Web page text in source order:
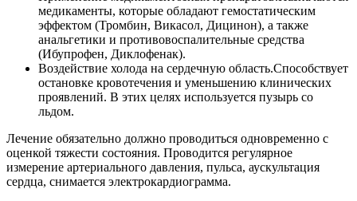
медикаменты, которые обладают гемостатическим
эффектом (Тромбин, Викасол, Дицинон), а также
анальгетики и противовоспалительные средства
(Ибупрофен, Диклофенак).
Воздействие холода на сердечную область.Способствует
остановке кровотечения и уменьшению клинических
проявлений. В этих целях используется пузырь со
льдом.
Лечение обязательно должно проводиться одновременно с
оценкой тяжести состояния. Проводится регулярное
измерение артериального давления, пульса, аускультация
сердца, снимается электрокардиограмма.